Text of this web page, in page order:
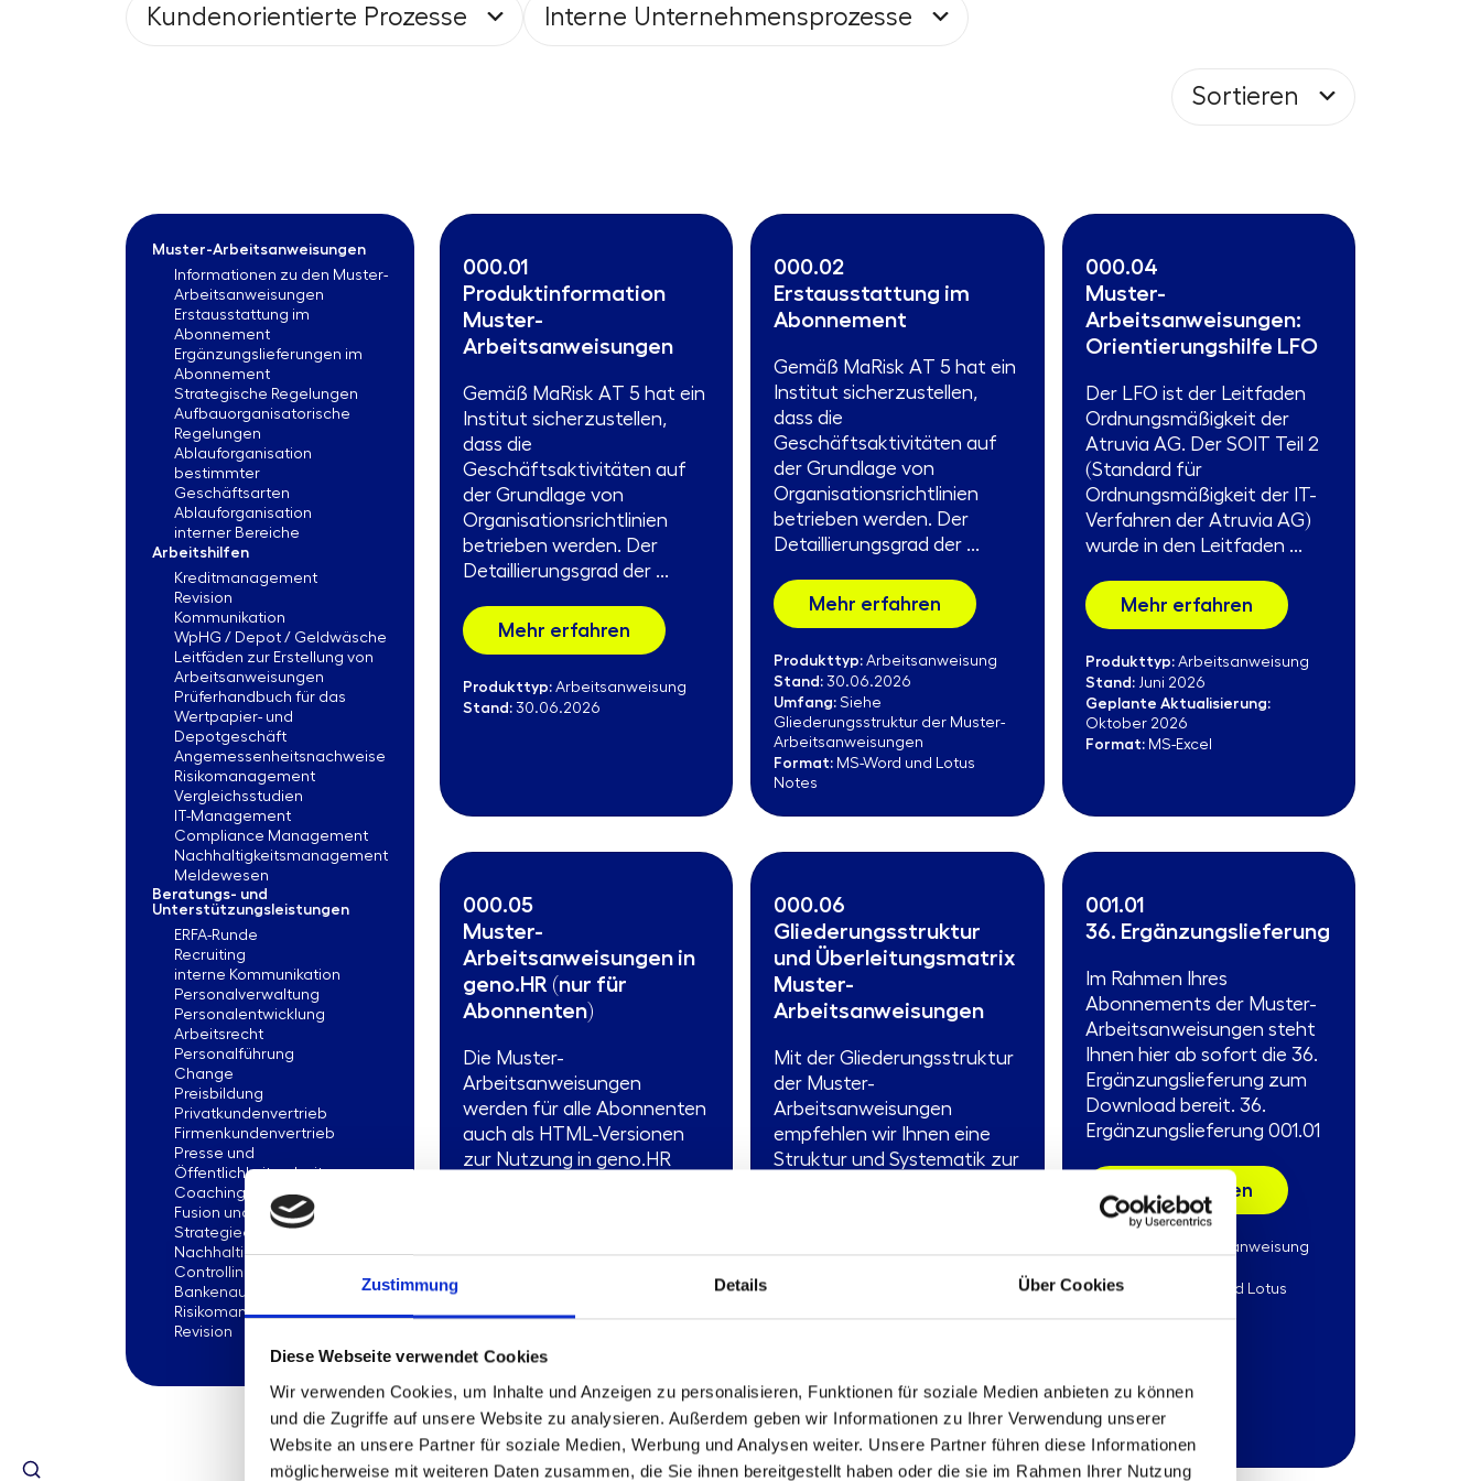
Zustimmung Details Über Cookies
Diese Webseite verwendet Cookies
Wir verwenden Cookies, um Inhalte und Anzeigen zu personalisieren, Funktionen für soziale Medien anbieten zu können
und die Zugriffe auf unsere Website zu analysieren. Außerdem geben wir Informationen zu Ihrer Verwendung unserer
Website an unsere Partner für soziale Medien, Werbung und Analysen weiter. Unsere Partner führen diese Informationen
möglicherweise mit weiteren Daten zusammen, die Sie ihnen bereitgestellt haben oder die sie im Rahmen Ihrer Nutzung
Kundenorientierte Prozesse Interne Unternehmensprozesse
Sortieren
Muster-Arbeitsanweisungen
Informationen zu den Muster-
Arbeitsanweisungen
Erstausstattung im
Abonnement
Ergänzungslieferungen im
Abonnement
Strategische Regelungen
Aufbauorganisatorische
Regelungen
Ablauforganisation
bestimmter
Geschäftsarten
Ablauforganisation
interner Bereiche
Arbeitshilfen
Kreditmanagement
Revision
Kommunikation
WpHG / Depot / Geldwäsche
Leitfäden zur Erstellung von
Arbeitsanweisungen
Prüferhandbuch für das
Wertpapier- und
Depotgeschäft
Angemessenheitsnachweise
Risikomanagement
Vergleichsstudien
IT-Management
Compliance Management
Nachhaltigkeitsmanagement
Meldewesen
Beratungs- und
Unterstützungsleistungen
ERFA-Runde
Recruiting
interne Kommunikation
Personalverwaltung
Personalentwicklung
Arbeitsrecht
Personalführung
Change
Preisbildung
Privatkundenvertrieb
Firmenkundenvertrieb
Presse und
Öffentlichkeitsarbeit
Coaching
Fusion und Liquidation
Strategieentwicklung
Nachhaltigkeit
Controlling
Bankenaufsicht
Risikomanagement
Revision
000.01
Produktinformation
Muster-
Arbeitsanweisungen
Gemäß MaRisk AT 5 hat ein
Institut sicherzustellen,
dass die
Geschäftsaktivitäten auf
der Grundlage von
Organisationsrichtlinien
betrieben werden. Der
Detaillierungsgrad der ...
Mehr erfahren
Produkttyp: Arbeitsanweisung
Stand: 30.06.2026
000.02
Erstausstattung im
Abonnement
Gemäß MaRisk AT 5 hat ein
Institut sicherzustellen,
dass die
Geschäftsaktivitäten auf
der Grundlage von
Organisationsrichtlinien
betrieben werden. Der
Detaillierungsgrad der ...
Mehr erfahren
Produkttyp: Arbeitsanweisung
Stand: 30.06.2026
Umfang: Siehe
Gliederungsstruktur der Muster-
Arbeitsanweisungen
Format: MS-Word und Lotus
Notes
000.04
Muster-
Arbeitsanweisungen:
Orientierungshilfe LFO
Der LFO ist der Leitfaden
Ordnungsmäßigkeit der
Atruvia AG. Der SOIT Teil 2
(Standard für
Ordnungsmäßigkeit der IT-
Verfahren der Atruvia AG)
wurde in den Leitfaden ...
Mehr erfahren
Produkttyp:Arbeitsanweisung
Stand:Juni 2026
Geplante Aktualisierung:
Oktober 2026
Format:MS-Excel
000.05
Muster-
Arbeitsanweisungen in
geno.HR (nur für
Abonnenten)
Die Muster-
Arbeitsanweisungen
werden für alle Abonnenten
auch als HTML-Versionen
zur Nutzung in geno.HR
Produkttyp:
Geplante Aktualisierung:Mit
jeder Ergänzungslieferung
HTML in geno.HR
000.06
Gliederungsstruktur
und Überleitungsmatrix
Muster-
Arbeitsanweisungen
Mit der Gliederungsstruktur
der Muster-
Arbeitsanweisungen
empfehlen wir Ihnen eine
Struktur und Systematik zur
organisatorischen ...
Mehr erfahren
Stand:30.06.2026
001.01
36. Ergänzungslieferung
Im Rahmen Ihres
Abonnements der Muster-
Arbeitsanweisungen steht
Ihnen hier ab sofort die 36.
Ergänzungslieferung zum
Download bereit. 36.
Ergänzungslieferung 001.01
Mehr erfahren
Arbeitsanweisung
Format:
MS-Word und Lotus